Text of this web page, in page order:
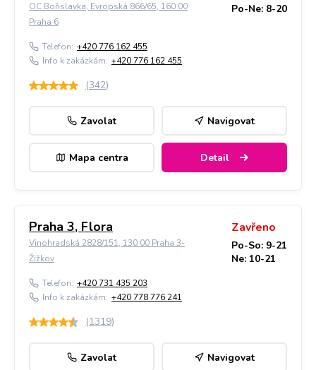
OC Bořislavka, Evropská 866/65, 160 00
Praha 6
Po-Ne: 8-20
Telefon: +420 776 162 455
Info k zakázkám: +420 776 162 455
(342)
Zavolat Navigovat
Mapa centra Detail
Praha 3, Flora
Vinohradská 2828/151, 130 00 Praha 3-
Žižkov
Zavřeno
Po-So: 9-21
Ne: 10-21
Telefon: +420 731 435 203
Info k zakázkám: +420 778 776 241
(1319)
Zavolat Navigovat